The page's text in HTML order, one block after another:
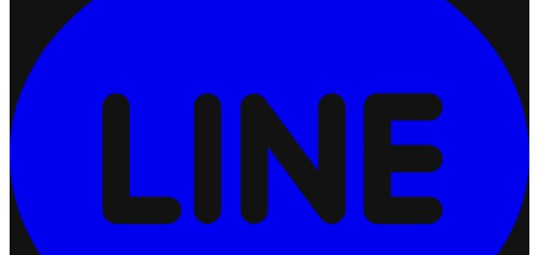
2026-07-24 17:50:54